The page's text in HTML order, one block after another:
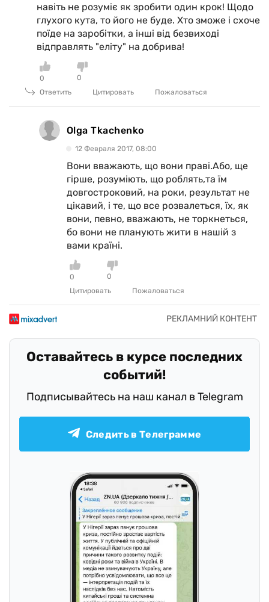
навіть не розуміє як зробити один крок! Щодо
глухого кута, то його не буде. Хто зможе і схоче
поїде на заробітки, а інші від безвиході
відправлять "еліту" на добрива!
0
0
Ответить
Цитировать Пожаловаться
Olga Tkachenko
12 Февраля 2017, 08:00
Вони вважають, що вони праві.Або, ще
гірше, розуміють, що роблять,та їм
довгостроковий, на роки, результат не
цікавий, і те, що все розвалеться, їх, як
вони, певно, вважають, не торкнеться,
бо вони не планують жити в нашій з
вами країні.
0
0
Цитировать
Пожаловаться
Оставайтесь в курсе последних
событий!
Подписывайтесь на наш канал в Telegram
Следить в Телеграмме